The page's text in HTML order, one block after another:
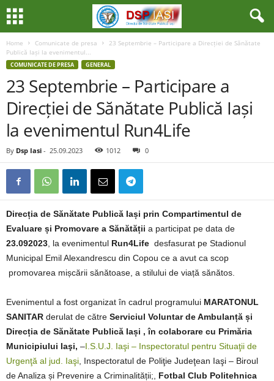
Home Comunicate de presa
23 Septembrie – Participare a Direcției de Sănătate
Publică Iași la evenimentul...
COMUNICATE DE PRESA GENERAL
23 Septembrie – Participare a
Direcției de Sănătate Publică Iași
la evenimentul Run4Life
By Dsp Iasi - 25.09.2023 1012 0
Direcția de Sănătate Publică Iași prin Compartimentul de
Evaluare și Promovare a Sănătății a participat pe data de
23.092023 , la evenimentul Run4Life desfasurat pe Stadionul
Municipal Emil Alexandrescu din Copou ce a avut ca scop
promovarea mișcării sănătoase, a stilului de viață sănătos.
Evenimentul a fost organizat în cadrul programului MARATONUL
SANITAR derulat de către Serviciul Voluntar de Ambulanță și
Direcția de Sănătate Publică Iași , în colaborare cu Primăria
Municipiului Iaşi, –I.S.U.J. Iaşi – Inspectoratul pentru Situaţii de
Urgenţă al jud. Iaşi , Inspectoratul de Poliţie Judeţean Iaşi – Biroul
de Analiza și Prevenire a Criminalității;, Fotbal Club Politehnica